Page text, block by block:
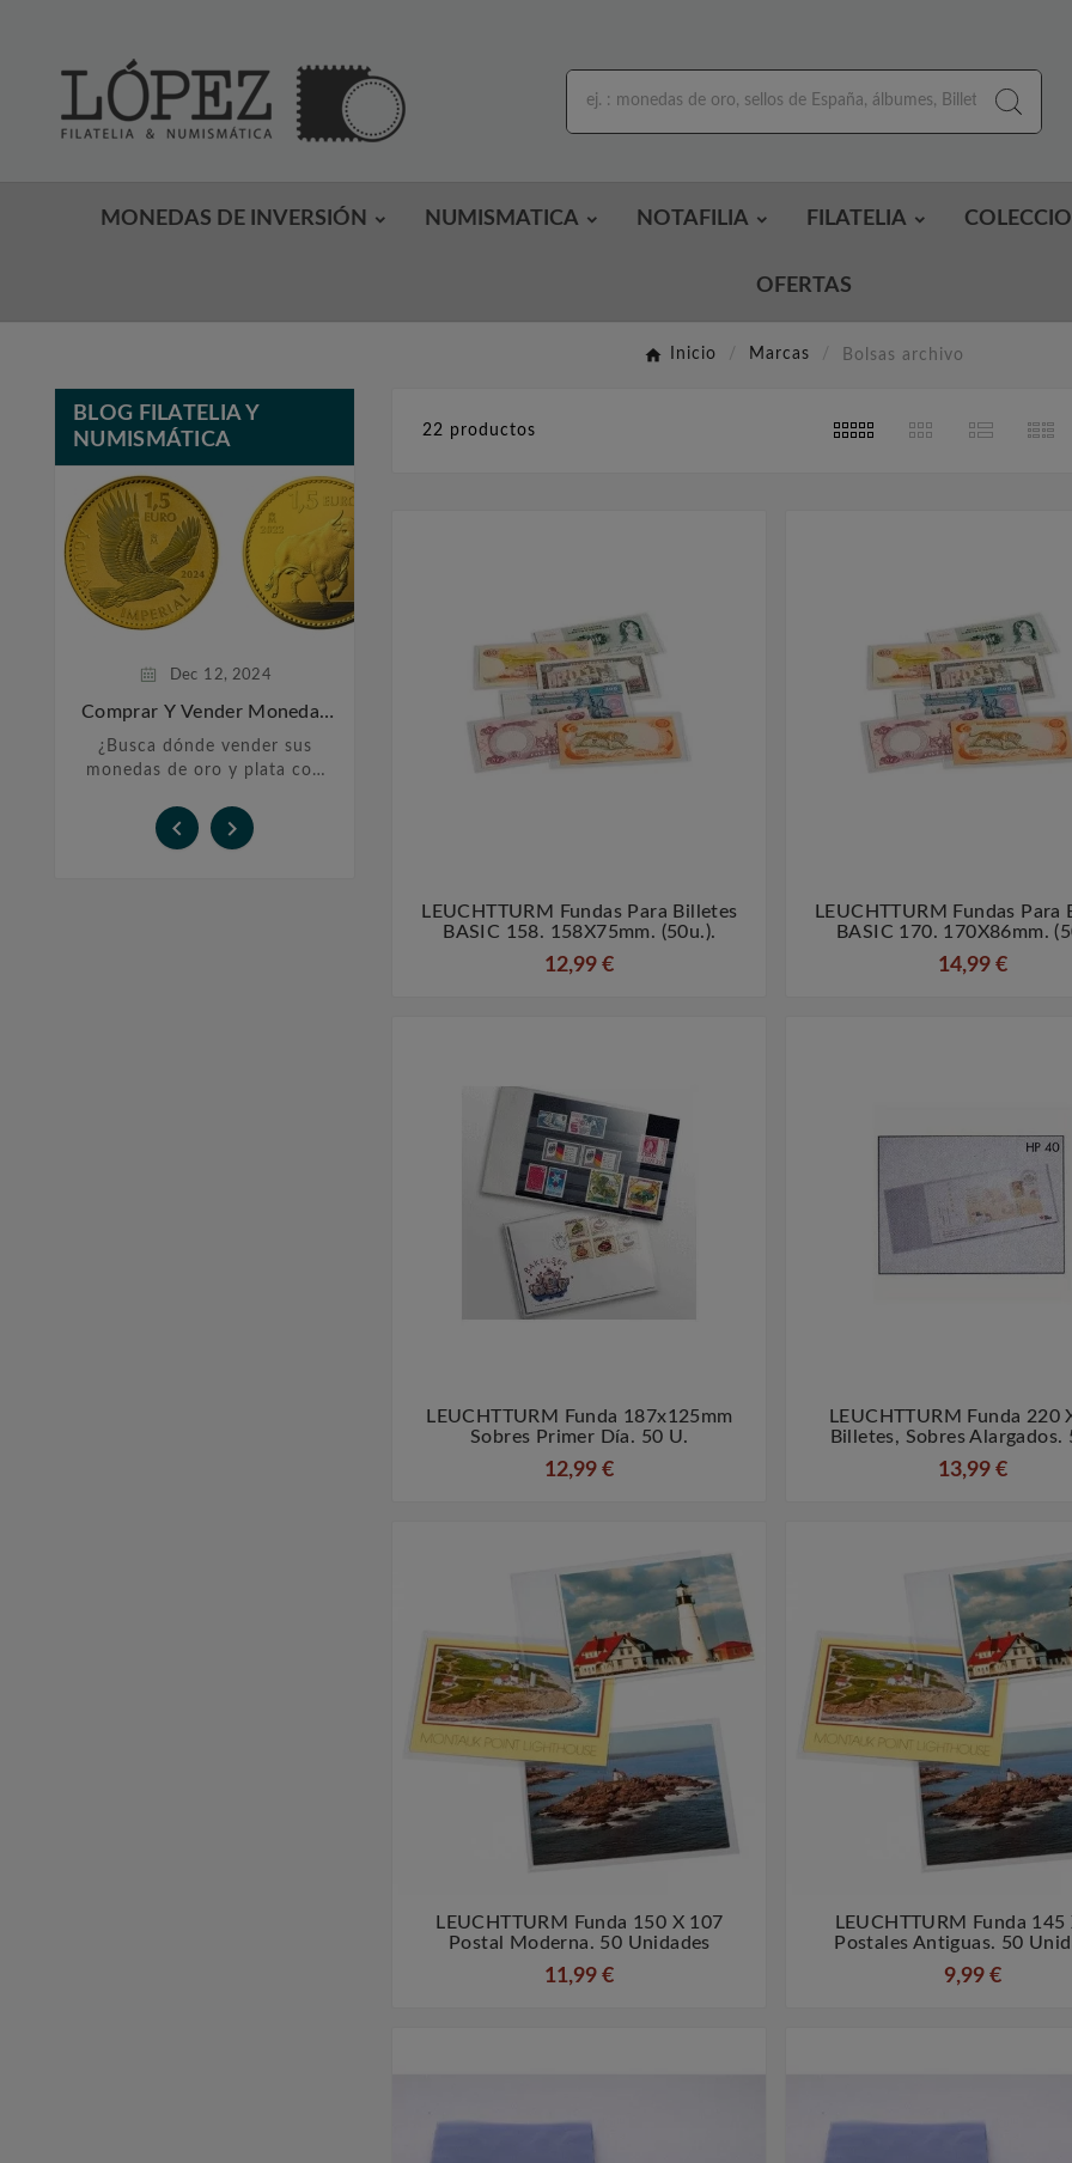
MONEDAS DE INVERSIÓN NUMISMATICA NOTAFILIA FILATELIA
OFERTAS
Inicio Marcas Bolsas archivo
BLOG FILATELIA Y
NUMISMÁTICA
Dec 12, 2024
Comprar Y Vender Monedas
¿Busca dónde vender sus
monedas de oro y plata con
López, le ofrecemos un
servicio personalizado y
años atrás, cuando las
sociedades humanas
comenzaron a utilizar metales
preciosos como ...
ciudad que cuenta con una
rica historia en este campo.
otros
con la
Barcelona
 
22 productos
 
LEUCHTTURM Fundas Para Billetes
BASIC 158. 158X75mm. (50u.).
12,99 €
 
LEUCHTTURM Fundas Para
BASIC 170. 170X86mm.
14,99 €
 
LEUCHTTURM Funda 187x125mm
Sobres Primer Día. 50 U.
12,99 €
 
LEUCHTTURM Funda 220
Billetes, Sobres Alargados.
13,99 €
 
LEUCHTTURM Funda 150 X 107
Postal Moderna. 50 Unidades
11,99 €
 
LEUCHTTURM Funda 145
Postales Antiguas. 50
9,99 €